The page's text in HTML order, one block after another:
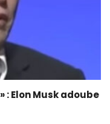
: Elon Musk adoube